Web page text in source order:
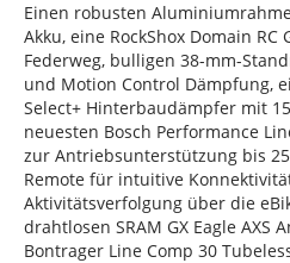
Einen robusten
Akku, eine RockShox Domain RC
Federweg, bulligen 38-mm-
und Motion Control Dämpfung,
Select+ Hinterbaudämpfer mit
neuesten Bosch Performance
zur Antriebsunterstützung bis
Remote für intuitive
Aktivitätsverfolgung über die
drahtlosen SRAM GX Eagle AXS
Bontrager Line Comp 30